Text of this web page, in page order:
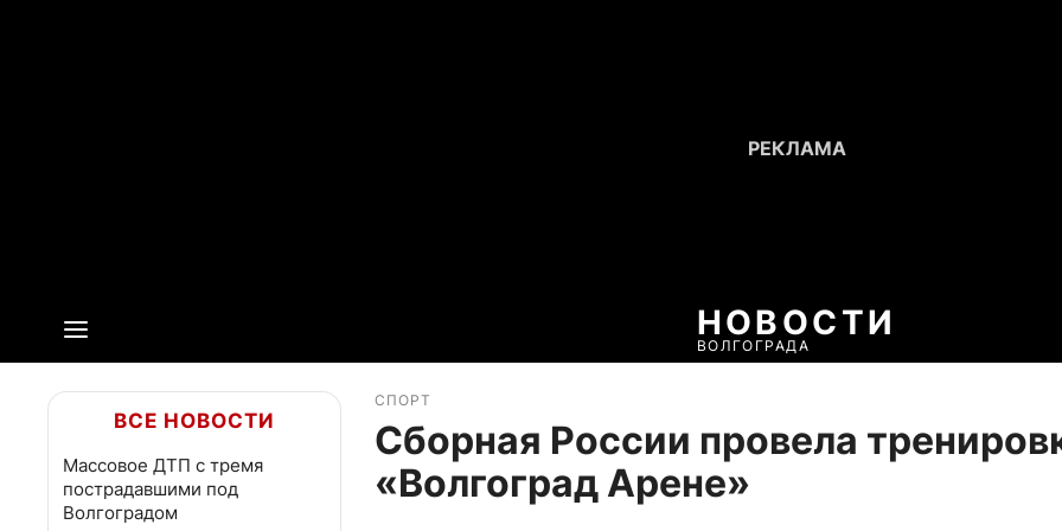
НОВОСТИ
ВОЛГОГРАДА
ВСЕ НОВОСТИ
Массовое ДТП с тремя
пострадавшими под
Волгоградом
СПОРТ
Сборная России провела
«Волгоград Арене»